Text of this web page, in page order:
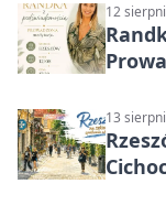
12
13